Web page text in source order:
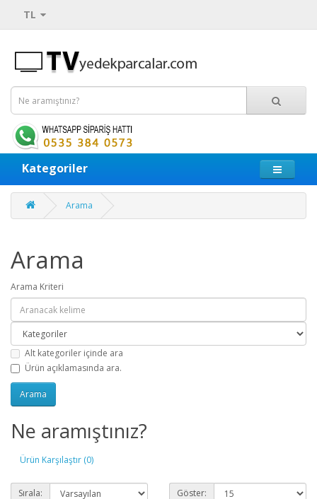
TL
Kategoriler
Arama
Arama
Arama Kriteri
Alt kategoriler içinde ara
Ürün açıklamasında ara.
Ne aramıştınız?
Ürün Karşılaştır (0)
Sırala: Göster: